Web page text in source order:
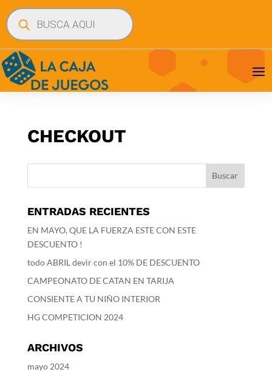
Búsqueda
de
productos
CHECKOUT
ENTRADAS RECIENTES
EN MAYO, QUE LA FUERZA ESTE CON ESTE
DESCUENTO !
todo ABRIL devir con el 10% DE DESCUENTO
CAMPEONATO DE CATAN EN TARIJA
CONSIENTE A TU NIÑO INTERIOR
HG COMPETICION 2024
ARCHIVOS
mayo 2024